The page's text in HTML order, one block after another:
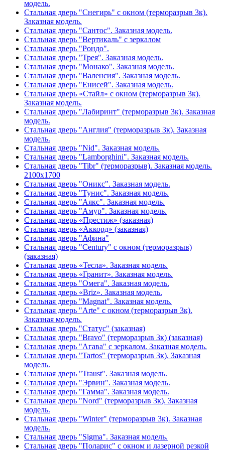
модель.
Стальная дверь "Снегирь" с окном (терморазрыв 3к).
Заказная модель.
Стальная дверь "Сантос". Заказная модель.
Стальная дверь "Вертикаль" с зеркалом
Стальная дверь "Рондо".
Стальная дверь "Трея". Заказная модель.
Стальная дверь "Монако". Заказная модель.
Стальная дверь "Валенсия". Заказная модель.
Стальная дверь "Енисей". Заказная модель.
Стальная дверь «Стайл» с окном (терморазрыв 3к).
Заказная модель.
Стальная дверь "Лабиринт" (терморазрыв 3к). Заказная
модель.
Стальная дверь "Англия" (терморазрыв 3к). Заказная
модель.
Стальная дверь "Nid". Заказная модель.
Стальная дверь "Lamborghini". Заказная модель.
Стальная дверь "Tibr" (терморазрыв). Заказная модель.
2100х1700
Стальная дверь "Оникс". Заказная модель.
Стальная дверь "Тунис". Заказная модель.
Стальная дверь "Аякс". Заказная модель.
Стальная дверь "Амур". Заказная модель.
Стальная дверь «Престиж» (заказная)
Стальная дверь «Аккорд» (заказная)
Стальная дверь "Афина"
Стальная дверь "Century" с окном (терморазрыв)
(заказная)
Стальная дверь «Тесла». Заказная модель.
Стальная дверь «Гранит». Заказная модель.
Стальная дверь "Омега". Заказная модель.
Стальная дверь «Briz». Заказная модель.
Стальная дверь "Magnat". Заказная модель.
Стальная дверь "Arte" с окном (терморазрыв 3к).
Заказная модель.
Стальная дверь "Статус" (заказная)
Стальная дверь "Bravo" (терморазрыв 3к) (заказная)
Стальная дверь "Агава" с зеркалом. Заказная модель.
Стальная дверь "Tartos" (терморазрыв 3к). Заказная
модель.
Стальная дверь "Traust". Заказная модель.
Стальная дверь "Эрвин". Заказная модель.
Стальная дверь "Гамма". Заказная модель.
Стальная дверь "Nord" (терморазрыв 3к). Заказная
модель.
Стальная дверь "Winter" (терморазрыв 3к). Заказная
модель.
Стальная дверь "Sigma". Заказная модель.
Стальная дверь "Поларис" с окном и лазерной резкой